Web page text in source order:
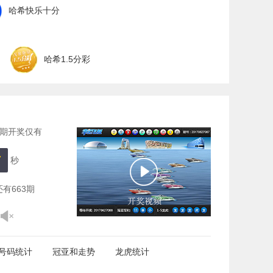
哈希快乐十分
哈希1.5分彩
期开奖仅有
秒
有663期
码统计 冠亚和走势 龙虎统计